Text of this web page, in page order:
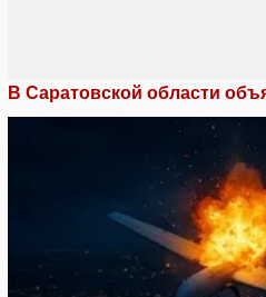
В Саратовской области